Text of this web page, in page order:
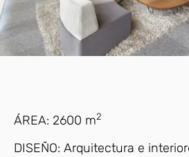
ÁREA: 2600 m2
DISEÑO: Arquitectura e